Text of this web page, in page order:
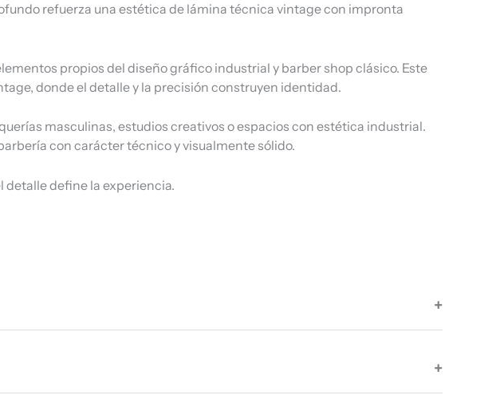
refuerza una estética de lámina técnica vintage con impronta
propios del diseño gráfico industrial y barber shop clásico. Este
donde el detalle y la precisión construyen identidad.
masculinas, estudios creativos o espacios con estética industrial.
con carácter técnico y visualmente sólido.
detalle define la experiencia.